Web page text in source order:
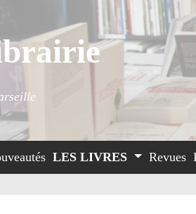
LES LIVRES Revues